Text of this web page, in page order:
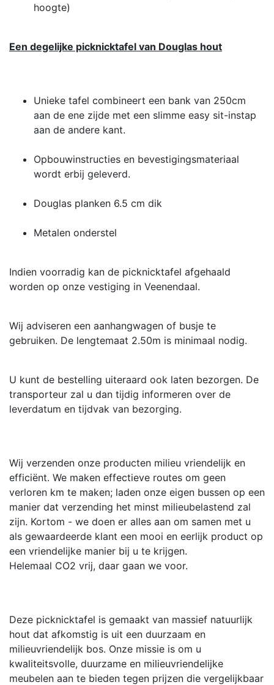
hoogte)
Een degelijke picknicktafel van Douglas hout
Unieke tafel combineert een bank van 250cm
aan de ene zijde met een slimme easy sit-instap
aan de andere kant.
Opbouwinstructies en bevestigingsmateriaal
wordt erbij geleverd.
Douglas planken 6.5 cm dik
Metalen onderstel
Indien voorradig kan de picknicktafel afgehaald
worden op onze vestiging in Veenendaal.
Wij adviseren een aanhangwagen of busje te
gebruiken. De lengtemaat 2.50m is minimaal nodig.
U kunt de bestelling uiteraard ook laten bezorgen. De
transporteur zal u dan tijdig informeren over de
leverdatum en tijdvak van bezorging.
Wij verzenden onze producten milieu vriendelijk en
efficiënt. We maken effectieve routes om geen
verloren km te maken; laden onze eigen bussen op een
manier dat verzending het minst milieubelastend zal
zijn. Kortom - we doen er alles aan om samen met u
als gewaardeerde klant een mooi en eerlijk product op
een vriendelijke manier bij u te krijgen.
Helemaal CO2 vrij, daar gaan we voor.
Deze picknicktafel is gemaakt van massief natuurlijk
hout dat afkomstig is uit een duurzaam en
milieuvriendelijk bos. Onze missie is om u
kwaliteitsvolle, duurzame en milieuvriendelijke
meubelen aan te bieden tegen prijzen die vergelijkbaar